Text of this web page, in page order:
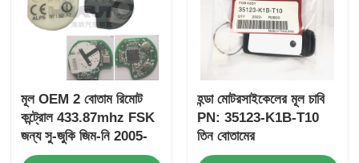
মূল OEM 2 বোতাম রিমোট
কন্ট্রোল 433.87mhz FSK
জন্য সু-জুকি জিম-নি 2005-
2017 ছাড়া চিপ 37182-A7
হন্ডা মোটরসাইকেলের মূল চাবি
PN: 35123-K1B-T10
তিন বোতামের
FSK433.92MHz